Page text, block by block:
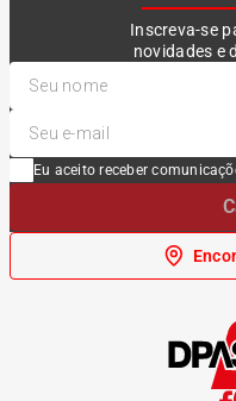
Inscreva-se
novidades e
Eu aceito receber